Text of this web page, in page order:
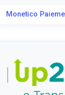
Monetico